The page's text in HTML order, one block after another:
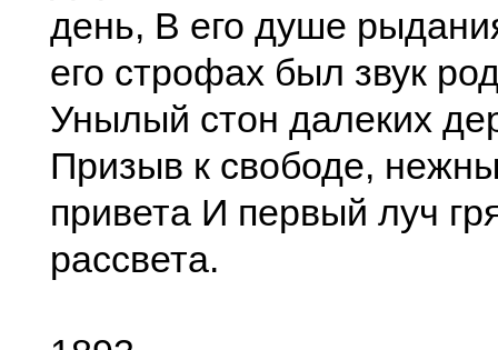
день, В его душе
его строфах был звук
Унылый стон далеких
Призыв к свободе,
привета И первый луч
рассвета.